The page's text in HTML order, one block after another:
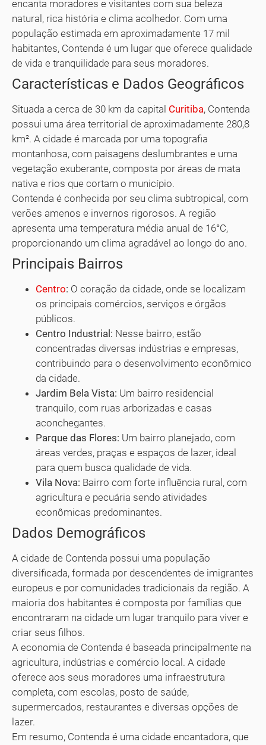
encanta moradores e visitantes com sua beleza
natural, rica história e clima acolhedor. Com uma
população estimada em aproximadamente 17 mil
habitantes, Contenda é um lugar que oferece qualidade
de vida e tranquilidade para seus moradores.
Características e Dados Geográficos
Situada a cerca de 30 km da capital Curitiba, Contenda
possui uma área territorial de aproximadamente 280,8
km². A cidade é marcada por uma topografia
montanhosa, com paisagens deslumbrantes e uma
vegetação exuberante, composta por áreas de mata
nativa e rios que cortam o município.
Contenda é conhecida por seu clima subtropical, com
verões amenos e invernos rigorosos. A região
apresenta uma temperatura média anual de 16°C,
proporcionando um clima agradável ao longo do ano.
Principais Bairros
Centro: O coração da cidade, onde se localizam
os principais comércios, serviços e órgãos
públicos.
Centro Industrial: Nesse bairro, estão
concentradas diversas indústrias e empresas,
contribuindo para o desenvolvimento econômico
da cidade.
Jardim Bela Vista: Um bairro residencial
tranquilo, com ruas arborizadas e casas
aconchegantes.
Parque das Flores: Um bairro planejado, com
áreas verdes, praças e espaços de lazer, ideal
para quem busca qualidade de vida.
Vila Nova: Bairro com forte influência rural, com
agricultura e pecuária sendo atividades
econômicas predominantes.
Dados Demográficos
A cidade de Contenda possui uma população
diversificada, formada por descendentes de imigrantes
europeus e por comunidades tradicionais da região. A
maioria dos habitantes é composta por famílias que
encontraram na cidade um lugar tranquilo para viver e
criar seus filhos.
A economia de Contenda é baseada principalmente na
agricultura, indústrias e comércio local. A cidade
oferece aos seus moradores uma infraestrutura
completa, com escolas, posto de saúde,
supermercados, restaurantes e diversas opções de
lazer.
Em resumo, Contenda é uma cidade encantadora, que